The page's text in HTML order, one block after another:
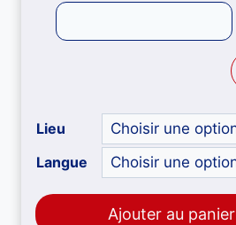
Lieu
Langue
Ajouter au panier